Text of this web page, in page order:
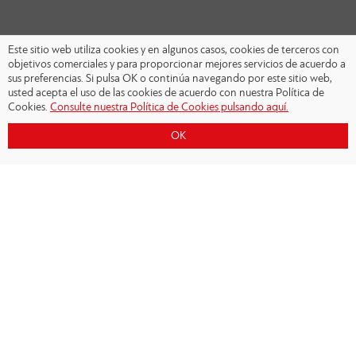
Este sitio web utiliza cookies y en algunos casos, cookies de terceros con
objetivos comerciales y para proporcionar mejores servicios de acuerdo a
sus preferencias. Si pulsa OK o continúa navegando por este sitio web,
usted acepta el uso de las cookies de acuerdo con nuestra Política de
Cookies. Consulte nuestra Política de Cookies pulsando aquí.
OK